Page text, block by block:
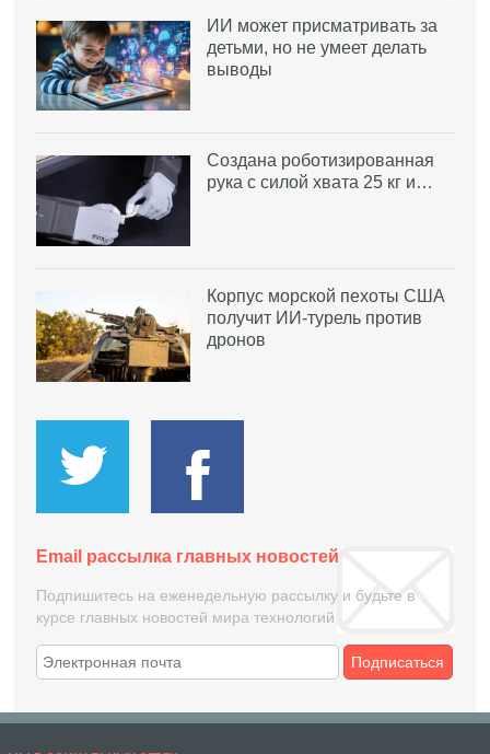
ИИ может присматривать за
детьми, но не умеет делать
выводы
Создана роботизированная
рука с силой хвата 25 кг и…
Корпус морской пехоты США
получит ИИ-турель против
дронов
Email рассылка главных новостей
Подпишитесь на еженедельную рассылку и будьте в
курсе главных новостей мира технологий
Подписаться